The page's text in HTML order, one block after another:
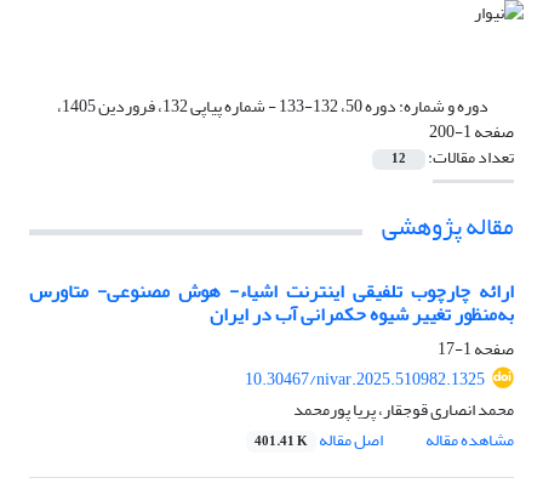
دوره و شماره: دوره 50، 132-133 - شماره پیاپی 132، فروردین 1405،
صفحه 1-200
تعداد مقالات: 12
مقاله پژوهشی
ارائه چارچوب تلفیقی اینترنت اشیاء- هوش مصنوعی- متاورس
به‌منظور تغییر شیوه حکمرانی آب در ایران
صفحه1-17
10.30467/nivar.2025.510982.1325
محمد انصاری قوجقار، پریا پورمحمد
مشاهده مقاله
اصل مقاله 401.41 K